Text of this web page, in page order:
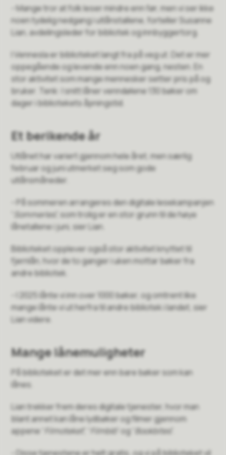
- Mange tror at folk leser mindre enn før, men vi ser ikke
noen tydelig nedgang i utlånstallene, forteller Susanne
Lian, avdelingsleder for bibliotek og innbyggertorg.
I Vennesla er biblioteket langt fra på veg ut. Det er mer
oppegående og levende enn noen gang, nesten. En
stor aktivitet som mange mennesker setter pris på og
bruker. Tenk: I snitt låner venndølene 130 bøker om
dager i bibliotekets åpningstid.
Et berikende år
Utlånet har variert gjennom hele året, men særlig
februar og juni utmerket seg som gode
utlånsmåneder.
- På sommeren arrangeres den digitale lesekampanjen
Sommerles ”, som trolig er en stor grunn til de høye
lånetallene i juni, sier Lian.
Biblioteket opplever også stor aktivitet knyttet til
fjernlån, hvor de to ganger i uken mottar bøker fra
andre bibliotek.
- I 2025 lånte vi inn over 1000 bøker, og omtrent like
mange lånte vi ut herfra til andre bibliotek i landet, sier
Lian videre.
Mange lånemuligheter
På biblioteket er det mer enn bare bøker som kan
lånes.
Lian trekker frem deres digitale tjenester, hvor man
blant annet kan låne lydbøker og filmer gjennom
appene “
Filmoteket Filmbib ” og “ Bookbites